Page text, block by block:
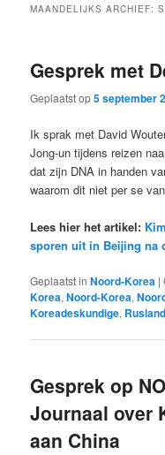
MAANDELIJKS ARCHIEF:
Gesprek met
Geplaatst op5 september
Ik sprak met David
Jong-un tijdens reizen
dat zijn DNA in handen
waarom dit niet per se
Lees hier het artikel:
sporen uit in Beijing na
Geplaatst in Noord-Korea |
Korea,Noord-Korea,
Koreadeskundige, Rusland
Gesprek op
Journaal over
aan China